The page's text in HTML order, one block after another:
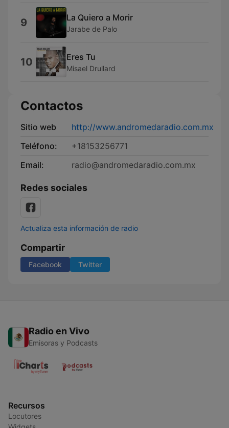
9 La Quiero a Morir
Jarabe de Palo
10 Eres Tu
Misael Drullard
Contactos
Sitio web
http://www.andromedaradio.com.mx
Teléfono:
+18153256771
Email:
radio@andromedaradio.com.mx
Redes sociales
Actualiza esta información de radio
Compartir
Facebook Twitter
Radio en Vivo
Emisoras y Podcasts
Recursos
Locutores